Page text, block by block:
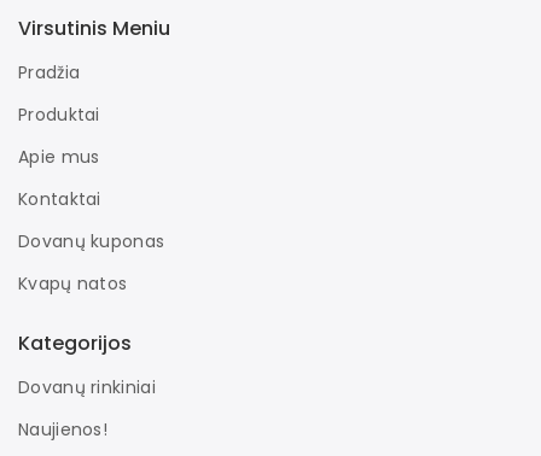
Virsutinis Meniu
Pradžia
Produktai
Apie mus
Kontaktai
Dovanų kuponas
Kvapų natos
Kategorijos
Dovanų rinkiniai
Naujienos!